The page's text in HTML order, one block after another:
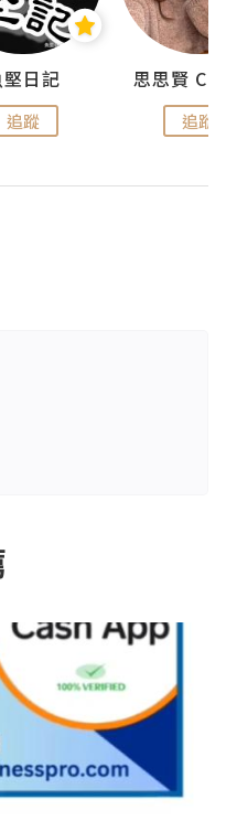
堅日記
追蹤 追蹤